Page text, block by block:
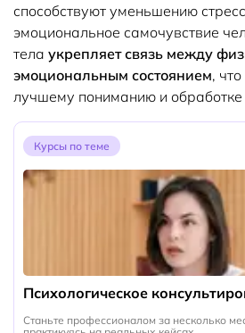
способствуют уменьшению
эмоциональное самочувствие
тела укрепляет связь между
эмоциональным состоянием,
лучшему пониманию и обработке
Курсы по теме
Психологическое
Станьте профессионалом за несколько